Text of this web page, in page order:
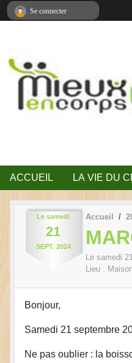
ACCUEIL LA VIE DU
Le samedi
21
SEPT. 2024
Accueil
Le samedi
Lieu :
Bonjour,
Samedi 21 septembre
Ne pas oublier : la
Se connecter
Panneau de gestion des